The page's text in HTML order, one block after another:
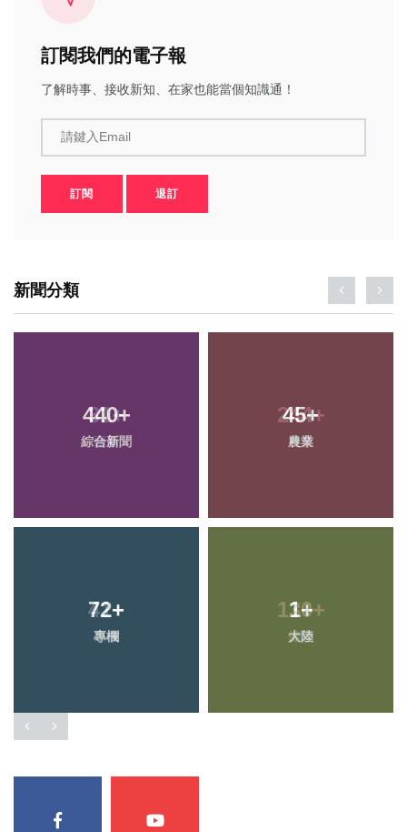
訂閱我們的電子報
了解時事、接收新知、在家也能當個知識通！
請鍵入Email
訂閱 退訂
新聞分類
440+
綜合新聞
45+
農業
72+
專欄
1+
大陸